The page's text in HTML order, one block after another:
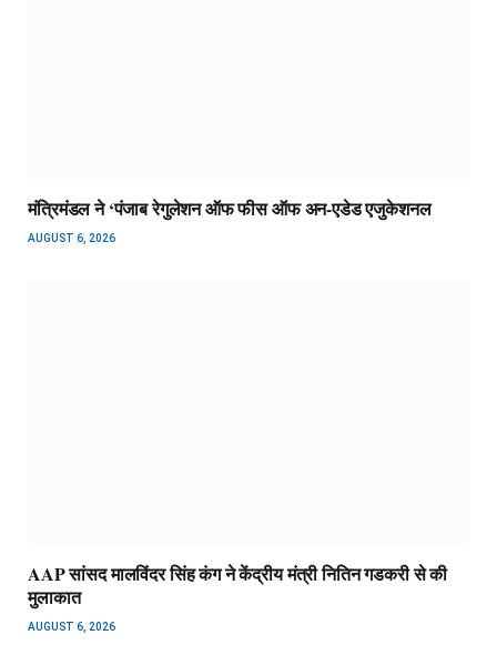
मंत्रिमंडल ने ‘पंजाब रेगुलेशन ऑफ फीस ऑफ अन-एडेड एजुकेशनल
AUGUST 6, 2026
AAP सांसद मालविंदर सिंह कंग ने केंद्रीय मंत्री नितिन गडकरी से की
मुलाकात
AUGUST 6, 2026